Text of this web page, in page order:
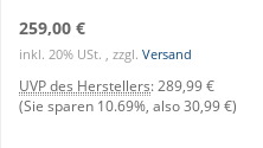
259,00 €
inkl. 20% USt. , zzgl. Versand
UVP des Herstellers: 289,99 €
(Sie sparen 10.69% , also 30,99 €)